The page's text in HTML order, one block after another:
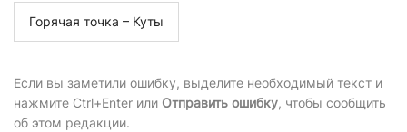
Горячая точка – Куты
Если вы заметили ошибку, выделите необходимый текст и
нажмите Ctrl+Enter или Отправить ошибку, чтобы сообщить
об этом редакции.